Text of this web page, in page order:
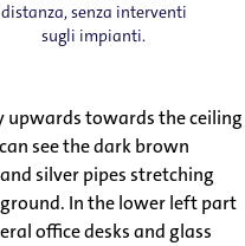
distanza, senza interventi
sugli impianti.